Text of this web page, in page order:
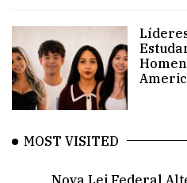
MOST VISITED
Nova Lei Federal